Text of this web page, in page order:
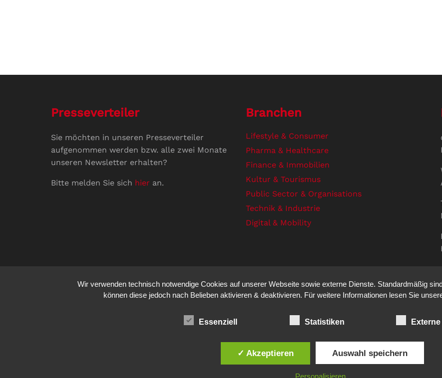
Presseverteiler
Sie möchten in unseren Presseverteiler
aufgenommen werden bzw. alle zwei Monate
unseren Newsletter erhalten?
Bitte melden Sie sich hier an.
Branchen
Lifestyle & Consumer
Pharma & Healthcare
Finance & Immobilien
Kultur & Tourismus
Public Sector & Organisations
Technik & Industrie
Digital & Mobility
- Wir bringen Kommunikation auf den Punkt. - Site made by sfe
Wir verwenden technisch notwendige Cookies auf unserer Webseite sowie externe Dienste. Standardmäßig
können diese jedoch nach Belieben aktivieren & deaktivieren. Für weitere Informationen lesen Sie
Essenziell Statistiken
✓ Akzeptieren Auswahl speichern
Personalisieren